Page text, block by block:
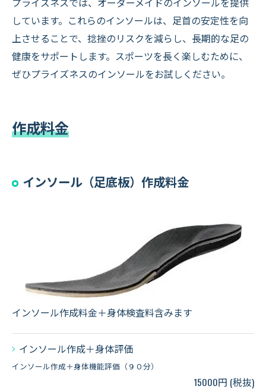
しています。これらのインソールは、足首の安定性を向
上させることで、捻挫のリスクを減らし、長期的な足の
健康をサポートします。スポーツを長く楽しむために、
ぜひプライズネスのインソールをお試しください。
作成料金
インソール（足底板）作成料金
インソール作成料金＋身体検査料含みます
インソール作成＋身体評価
インソール作成＋身体機能評価（９０分）
15000円 (税抜)